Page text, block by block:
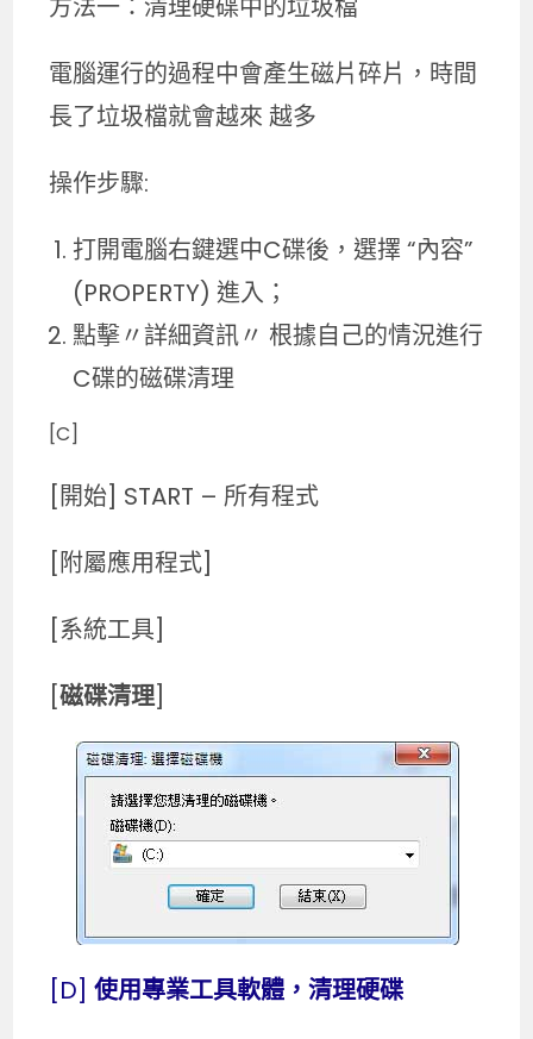
方法一：清理硬碟中的垃圾檔
電腦運行的過程中會產生磁片碎片，時間
長了垃圾檔就會越來 越多
操作步驟:
打開電腦右鍵選中C碟後，選擇 “內容”
(PROPERTY) 進入；
點擊〃詳細資訊〃 根據自己的情況進行
C碟的磁碟清理
[C]
[開始] START – 所有程式
[附屬應用程式]
[系統工具]
[磁碟清理]
[D]使用專業工具軟體，清理硬碟